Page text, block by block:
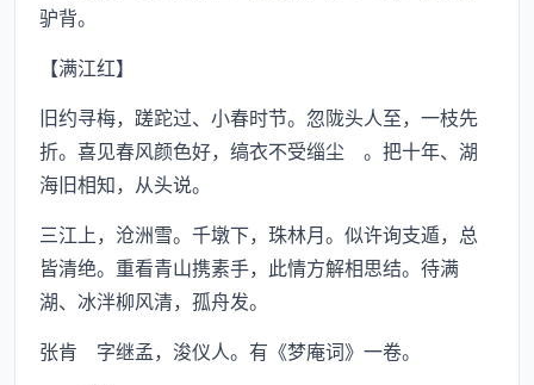
驴背。
【满江红】
旧约寻梅，蹉跎过、小春时节。忽陇头人至，一枝先
折。喜见春风颜色好，缟衣不受缁尘 。把十年、湖
海旧相知，从头说。
三江上，沧洲雪。千墩下，珠林月。似许询支遁，总
皆清绝。重看青山携素手，此情方解相思结。待满
湖、冰泮柳风清，孤舟发。
张肯 字继孟，浚仪人。有《梦庵词》一卷。